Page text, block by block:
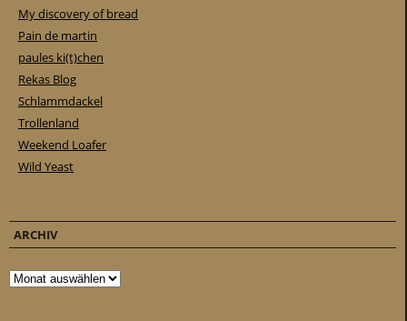
My discovery of bread
Pain de martin
paules ki(t)chen
Rekas Blog
Schlammdackel
Trollenland
Weekend Loafer
Wild Yeast
ARCHIV
Archiv